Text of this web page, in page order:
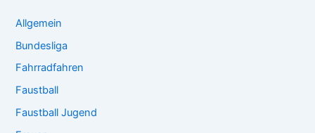
Allgemein
Bundesliga
Fahrradfahren
Faustball
Faustball Jugend